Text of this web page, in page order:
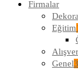
Firmalar
Eğitim
Genel3